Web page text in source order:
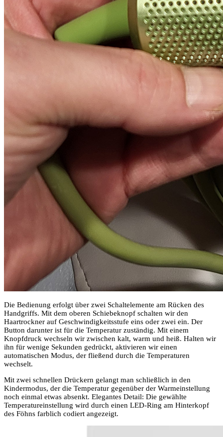
Die Bedienung erfolgt über zwei Schaltelemente am Rücken des
Handgriffs. Mit dem oberen Schiebeknopf schalten wir den
Haartrockner auf Geschwindigkeitsstufe eins oder zwei ein. Der
Button darunter ist für die Temperatur zuständig. Mit einem
Knopfdruck wechseln wir zwischen kalt, warm und heiß. Halten wir
ihn für wenige Sekunden gedrückt, aktivieren wir einen
automatischen Modus, der fließend durch die Temperaturen
wechselt.
Mit zwei schnellen Drückern gelangt man schließlich in den
Kindermodus, der die Temperatur gegenüber der Warmeinstellung
noch einmal etwas absenkt. Elegantes Detail: Die gewählte
Temperatureinstellung wird durch einen LED-Ring am Hinterkopf
des Föhns farblich codiert angezeigt.